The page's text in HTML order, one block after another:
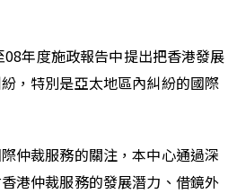
年度施政報告中提出把香港發展
，特別是亞太地區內糾紛的國際
仲裁服務的關注，本中心通過深
港仲裁服務的發展潛力、借鏡外